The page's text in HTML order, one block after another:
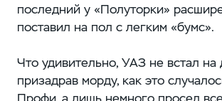
последний у «Полуторки»
поставил на пол с легким «бумс».
Что удивительно, УАЗ не встал
призадрав морду, как это